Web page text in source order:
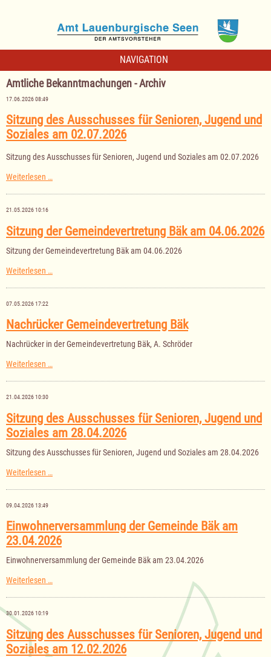
NAVIGATION
Amtliche Bekanntmachungen - Archiv
17.06.2026 08:49
Sitzung des Ausschusses für Senioren, Jugend und
Soziales am 02.07.2026
Sitzung des Ausschusses für Senioren, Jugend und Soziales am 02.07.2026
Weiterlesen …Sitzung
Ausschusses
Jugend
und
am
21.05.2026 10:16
Sitzung der Gemeindevertretung Bäk am 04.06.2026
Sitzung der Gemeindevertretung Bäk am 04.06.2026
Weiterlesen …
Gemeindevertretung
04.06.2026
07.05.2026 17:22
Nachrücker Gemeindevertretung Bäk
Nachrücker in der Gemeindevertretung Bäk, A. Schröder
Weiterlesen …Nachrücker
Bäk
21.04.2026 10:30
Sitzung des Ausschusses für Senioren, Jugend und
Soziales am 28.04.2026
Sitzung des Ausschusses für Senioren, Jugend und Soziales am 28.04.2026
Weiterlesen …
Ausschusses
und
Soziales
am
28.04.2026
09.04.2026 13:49
Einwohnerversammlung der Gemeinde Bäk am
23.04.2026
Einwohnerversammlung der Gemeinde Bäk am 23.04.2026
Weiterlesen …
Gemeinde
23.04.2026
30.01.2026 10:19
Sitzung des Ausschusses für Senioren, Jugend und
Soziales am 12.02.2026